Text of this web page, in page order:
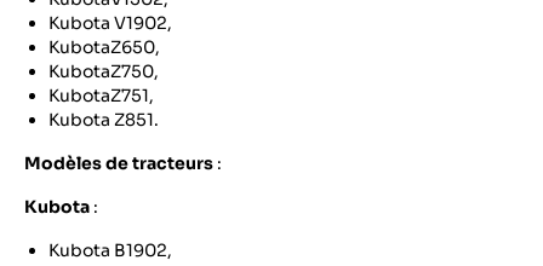
Kubota V1902,
KubotaZ650,
KubotaZ750,
KubotaZ751,
Kubota Z851.
Modèles de tracteurs :
Kubota :
Kubota B1902,